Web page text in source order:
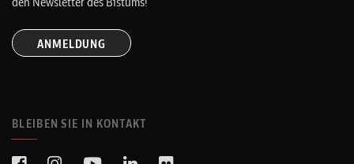
ANMELDUNG
BLEIBEN SIE IN KONTAKT